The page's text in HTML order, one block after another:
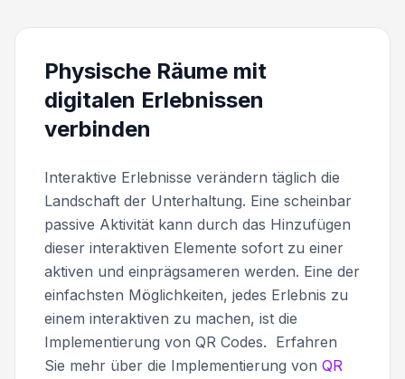
Physische Räume mit
digitalen Erlebnissen
verbinden
Interaktive Erlebnisse verändern täglich die
Landschaft der Unterhaltung. Eine scheinbar
passive Aktivität kann durch das Hinzufügen
dieser interaktiven Elemente sofort zu einer
aktiven und einprägsameren werden. Eine der
einfachsten Möglichkeiten, jedes Erlebnis zu
einem interaktiven zu machen, ist die
Implementierung von QR Codes. Erfahren
Sie mehr über die Implementierung von QR